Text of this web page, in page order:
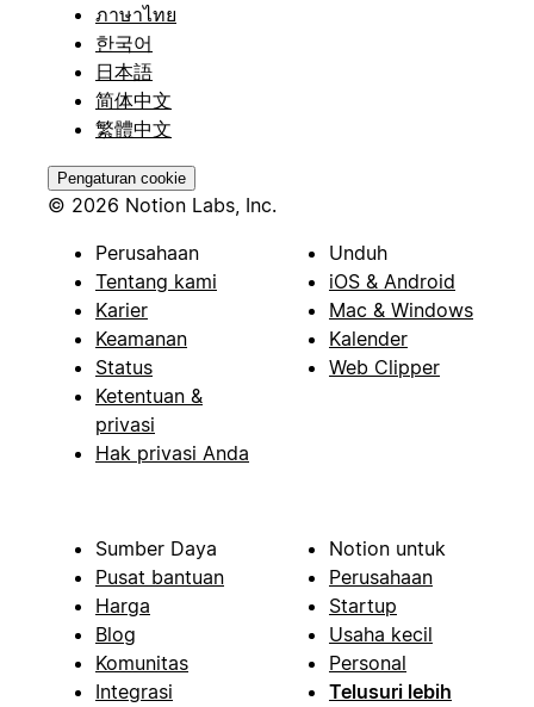
ภาษาไทย
한국어
日本語
简体中文
繁體中文
Pengaturan cookie
© 2026 Notion Labs, Inc.
Perusahaan
Tentang kami
Karier
Keamanan
Status
Ketentuan &
privasi
Hak privasi Anda
Unduh
iOS & Android
Mac & Windows
Kalender
Web Clipper
Sumber Daya
Pusat bantuan
Harga
Blog
Komunitas
Integrasi
Notion untuk
Perusahaan
Startup
Usaha kecil
Personal
Telusuri lebih